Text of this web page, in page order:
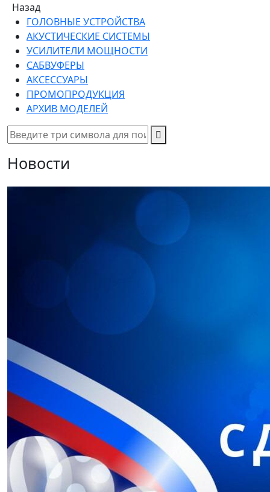
Назад
ГОЛОВНЫЕ УСТРОЙСТВА
АКУСТИЧЕСКИЕ СИСТЕМЫ
УСИЛИТЕЛИ МОЩНОСТИ
САБВУФЕРЫ
АКСЕССУАРЫ
ПРОМОПРОДУКЦИЯ
АРХИВ МОДЕЛЕЙ
Новости